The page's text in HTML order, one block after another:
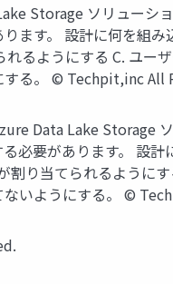
Storage ソリューシ
ます。 設計に何を組
るようにする C. ユー
する。 © Techpit,inc All
Data Lake Storage
必要があります。 設
割り当てられるように
いようにする。 ©